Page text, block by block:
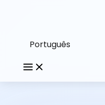
Português